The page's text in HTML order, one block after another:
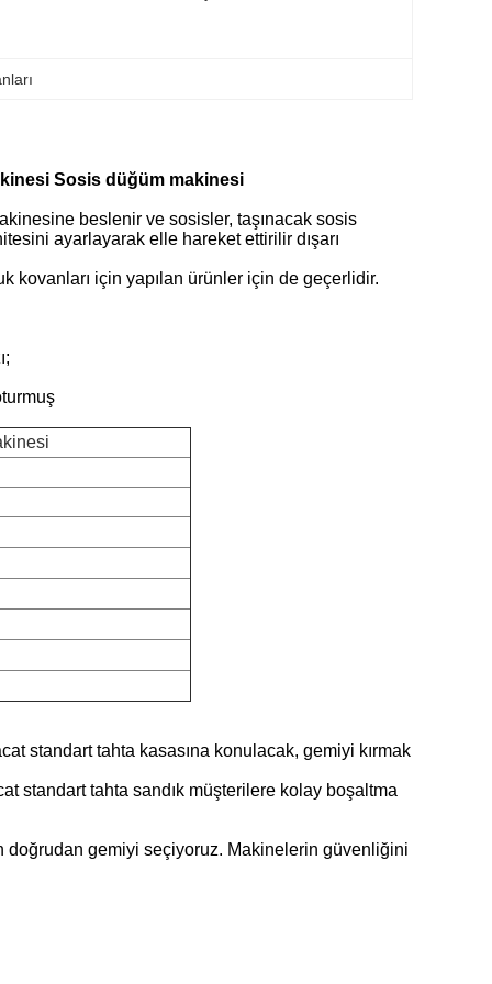
Sosis düğüm makinesi
beslenir ve sosisler, taşınacak sosis
ayarlayarak elle hareket ettirilir dışarı
kovanları için yapılan ürünler için de geçerlidir.
standart tahta kasasına konulacak, gemiyi kırmak
standart tahta sandık müşterilere kolay boşaltma
doğrudan gemiyi seçiyoruz. Makinelerin güvenliğini